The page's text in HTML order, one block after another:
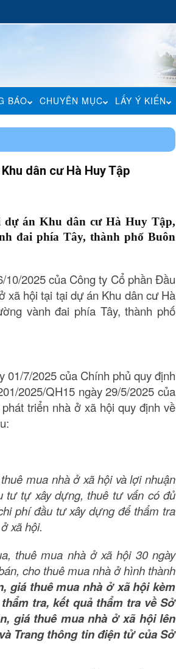
BÁO CHUYÊN MỤC LẤY Ý KIẾN
dân cư Hà Huy Tập
dự án Khu dân cư Hà Huy Tập,
đai phía Tây, thành phố Buôn
2025 của Công ty Cổ phần Đầu
xã hội tại tại dự án Khu dân cư Hà
vành đai phía Tây, thành phố
01/7/2025 của Chính phủ quy định
2025/QH15 ngày 29/5/2025 của
triển nhà ở xã hội quy định về
mua nhà ở xã hội và lợi nhuận
tư tự xây dựng, thuê tư vấn có đủ
phí đầu tư xây dựng để thẩm tra
xã hội.
thuê mua nhà ở xã hội 30 ngày
cho thuê mua nhà ở hình thành
giá thuê mua nhà ở xã hội kèm
tra, kết quả thẩm tra về Sở
giá thuê mua nhà ở xã hội lên
Trang thông tin điện tử của Sở